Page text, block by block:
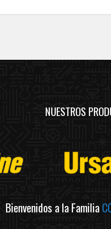
NUESTROS
Bienvenidos a la Familia